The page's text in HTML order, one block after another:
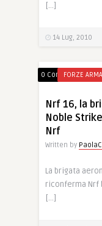
[…]
14 Lug, 2010
0 Comments
FORZE
Nrf 16, la
Noble
Nrf
Written by
La brigata
riconferma Nrf
[…]